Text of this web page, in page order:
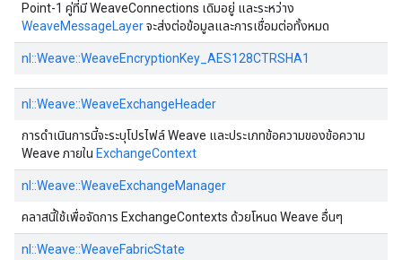
Point-1 คู่ที่มี WeaveConnections เดิมอยู่ และระหว่าง
WeaveMessageLayerจะส่งต่อข้อมูลและการเชื่อมต่อทั้งหมด
nl::Weave::WeaveEncryptionKey_AES128CTRSHA1
nl::Weave::WeaveExchangeHeader
การดําเนินการนี้จะระบุโปรไฟล์ Weave และประเภทข้อความของข้อความ
Weave ภายใน ExchangeContext
nl::Weave::WeaveExchangeManager
คลาสนี้ใช้เพื่อจัดการ ExchangeContexts ด้วยโหนด Weave อื่นๆ
nl::Weave::WeaveFabricState